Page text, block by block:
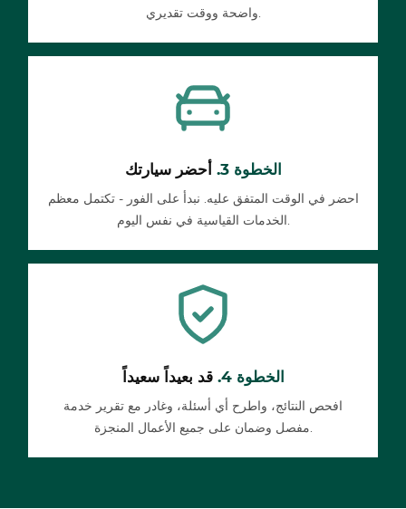
واضحة ووقت تقديري.
الخطوة 3. أحضر سيارتك
احضر في الوقت المتفق عليه. نبدأ على الفور - تكتمل معظم
الخدمات القياسية في نفس اليوم.
الخطوة 4. قد بعيداً سعيداً
افحص النتائج، واطرح أي أسئلة، وغادر مع تقرير خدمة
مفصل وضمان على جميع الأعمال المنجزة.